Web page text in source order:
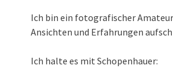
Ich bin ein fotografischer
Ansichten und Erfahrungen
Ich halte es mit Schopenhauer: